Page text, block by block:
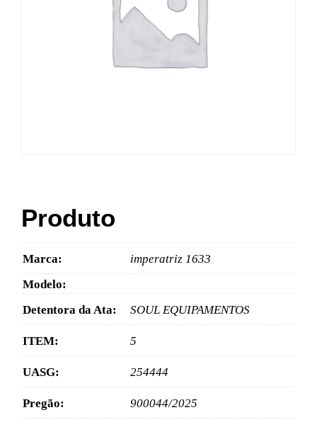
Produto
Marca:
imperatriz 1633
Modelo:
Detentora da Ata:
SOUL EQUIPAMENTOS
ITEM: 5
UASG: 254444
Pregão: 900044/2025